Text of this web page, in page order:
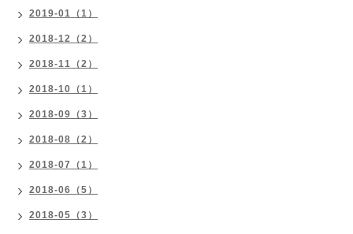
2019-01（1）
2018-12（2）
2018-11（2）
2018-10（1）
2018-09（3）
2018-08（2）
2018-07（1）
2018-06（5）
2018-05（3）